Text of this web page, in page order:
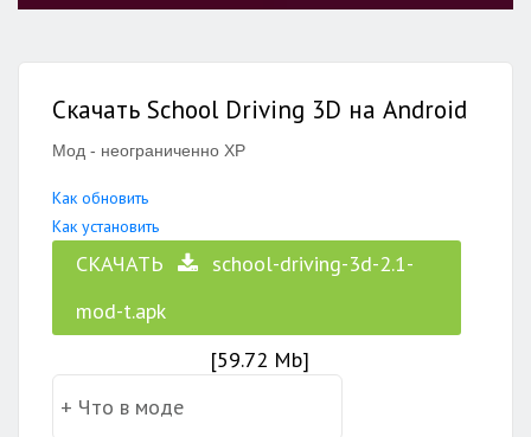
Скачать School Driving 3D на Android
Мод - неограниченно XP
Как обновить
Как установить
СКАЧАТЬ
school-driving-3d-2.1-
mod-t.apk
[59.72 Mb]